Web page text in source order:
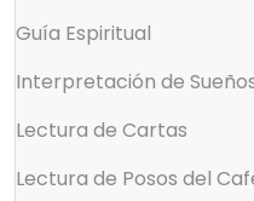
Guía Espiritual
Interpretación de
Lectura de Cartas
Lectura de Posos del